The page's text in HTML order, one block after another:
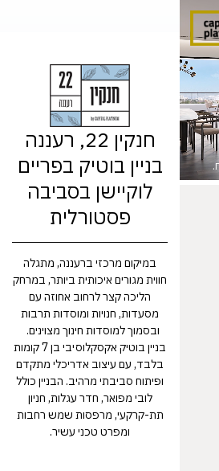
חנקין 22, רעננה
בניין בוטיק בפריים
לוקיישן בסביבה
פסטורלית
במיקום מרכזי ברעננה, מתגלה
חווית מגורים איכותית ביותר, במרחק
הליכה קצר לרחוב אחוזה עם
מסעדות, חנויות ומוסדות תרבות
ובסמוך למוסדות חינוך מצוינים.
בניין בוטיק אקסקלוסיבי בן 7 קומות
בלבד, עם עיצוב אדריכלי מתקדם
ופיתוח סביבתי מרהיב. הבניין כולל
לובי מפואר, חדר עגלות, חניון
תת-קרקעי, מרפסות שמש רחבות
ומפרט טכני עשיר.